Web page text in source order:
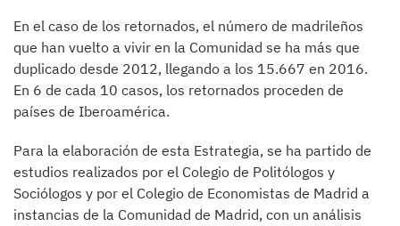
En el caso de los retornados, el número de madrileños
que han vuelto a vivir en la Comunidad se ha más que
duplicado desde 2012, llegando a los 15.667 en 2016.
En 6 de cada 10 casos, los retornados proceden de
países de Iberoamérica.
Para la elaboración de esta Estrategia, se ha partido de
estudios realizados por el Colegio de Politólogos y
Sociólogos y por el Colegio de Economistas de Madrid a
instancias de la Comunidad de Madrid, con un análisis